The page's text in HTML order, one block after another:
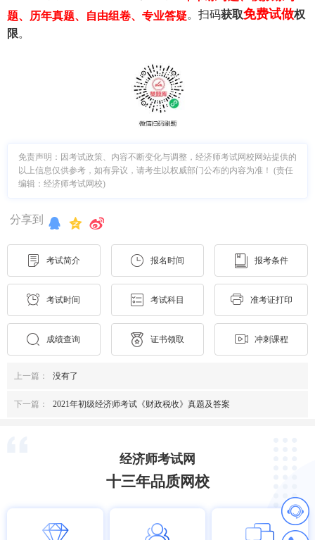
题、历年真题、自由组卷、专业答疑。扫码获取免费试做权
限。
免责声明：因考试政策、内容不断变化与调整，经济师考试网校网站提供的
以上信息仅供参考，如有异议，请考生以权威部门公布的内容为准！ (责任
编辑：经济师考试网校)
分享到
考试简介 报名时间 报考条件
考试时间 考试科目 准考证打印
成绩查询 证书领取 冲刺课程
上一篇： 没有了
下一篇： 2021年初级经济师考试《财政税收》真题及答案
经济师考试网
十三年品质网校